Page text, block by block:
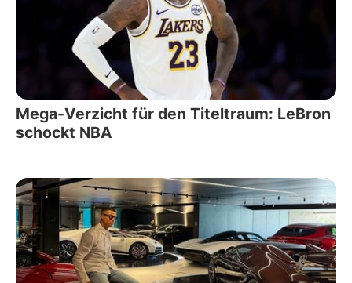
Mega-Verzicht für den Titeltraum: LeBron
schockt NBA